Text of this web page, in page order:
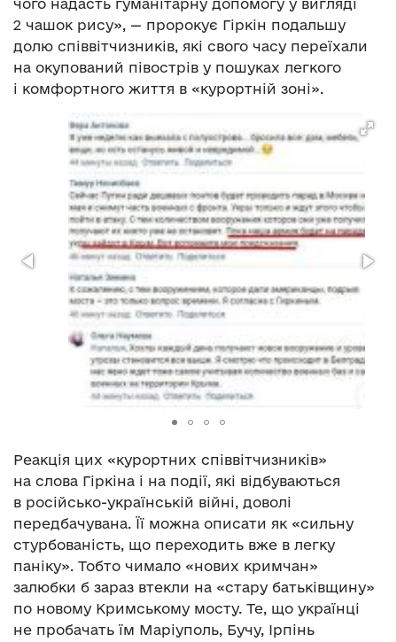
чого надасть гуманітарну допомогу у вигляді
2 чашок рису», — пророкує Гіркін подальшу
долю співвітчизників, які свого часу переїхали
на окупований півострів у пошуках легкого
і комфортного життя в «курортній зоні».
Реакція цих «курортних співвітчизників»
на слова Гіркіна і на події, які відбуваються
в російсько-українській війні, доволі
передбачувана. Її можна описати як «сильну
стурбованість, що переходить вже в легку
паніку». Тобто чимало «нових кримчан»
залюбки б зараз втекли на «стару батьківщину»
по новому Кримському мосту. Те, що українці
не пробачать їм Маріуполь, Бучу, Ірпінь